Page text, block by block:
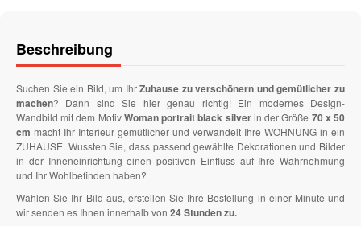
Beschreibung
Suchen Sie ein Bild, um IhrZuhause zu verschönern und gemütlicher zu
machen? Dann sind Sie hier genau richtig! Ein modernes Design-
Wandbild mit dem MotivWoman portrait black silverin der Größe 70 x 50
cm macht Ihr Interieur gemütlicher und verwandelt Ihre WOHNUNG in ein
ZUHAUSE. Wussten Sie, dass passend gewählte Dekorationen und Bilder
in der Inneneinrichtung einen positiven Einfluss auf Ihre Wahrnehmung
und Ihr Wohlbefinden haben?
Wählen Sie Ihr Bild aus, erstellen Sie Ihre Bestellung in einer Minute und
wir senden es Ihnen innerhalb von 24 Stunden zu.